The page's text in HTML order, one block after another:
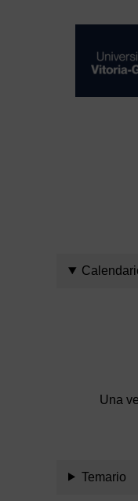
Una
Temario